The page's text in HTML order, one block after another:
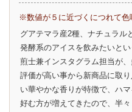
※数値が５に近づくにつれて色
グアテマラ産2種、ナチュラル
発酵系のアイスを飲みたいと
煎士兼インスタグラム担当が
評価が高い事から新商品に取
い華やかな香りが特徴で、ハ
好む方が増えてきたので、半